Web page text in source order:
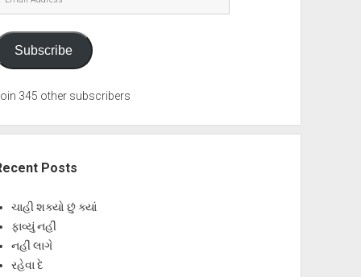
Subscribe
345 other subscribers
Posts
ચાહી શક્યો છું ક્યાં
ફાવ્યું નહીં
નહીં લાગે
રહેવા દે